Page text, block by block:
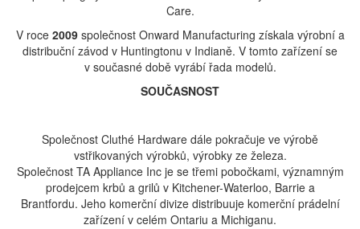
Care.
V roce 2009společnost Onward Manufacturing získala výrobní a
distribuční závod v Huntingtonu v Indianě. V tomto zařízení se
v současné době vyrábí řada modelů.
SOUČASNOST
Společnost Cluthé Hardware dále pokračuje ve výrobě
vstřikovaných výrobků, výrobky ze železa.
Společnost TA Appliance Inc je se třemi pobočkami, významným
prodejcem krbů a grilů v Kitchener-Waterloo, Barrie a
Brantfordu. Jeho komerční divize distribuuje komerční prádelní
zařízení v celém Ontariu a Michiganu.